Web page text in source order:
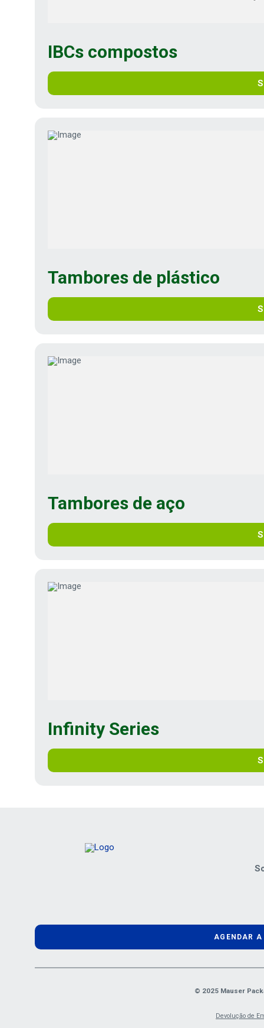
IBCs compostos
Tambores de plástico
Tambores de aço
Infinity Series
AGENDAR
© 2025 Mauser
Devolução de